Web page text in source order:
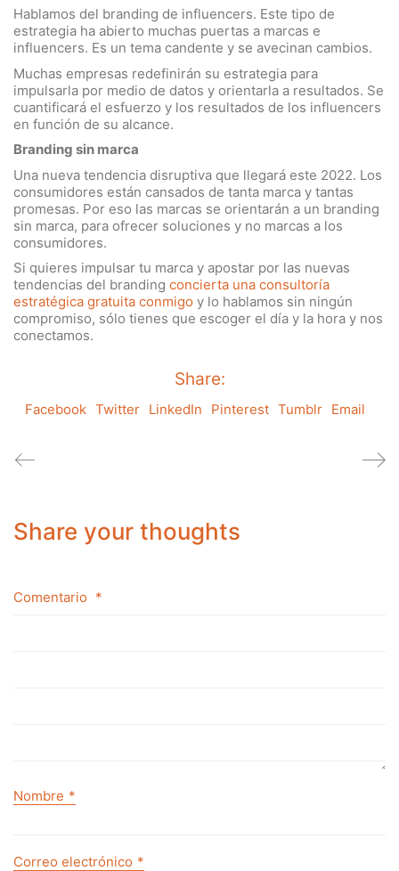
Hablamos del branding de influencers. Este tipo de
estrategia ha abierto muchas puertas a marcas e
influencers. Es un tema candente y se avecinan cambios.
Muchas empresas redefinirán su estrategia para
impulsarla por medio de datos y orientarla a resultados. Se
cuantificará el esfuerzo y los resultados de los influencers
en función de su alcance.
Branding sin marca
Una nueva tendencia disruptiva que llegará este 2022. Los
consumidores están cansados de tanta marca y tantas
promesas. Por eso las marcas se orientarán a un branding
sin marca, para ofrecer soluciones y no marcas a los
consumidores.
Si quieres impulsar tu marca y apostar por las nuevas
tendencias del branding concierta una consultoría
estratégica gratuita conmigo y lo hablamos sin ningún
compromiso, sólo tienes que escoger el día y la hora y nos
conectamos.
Share:
Facebook Twitter LinkedIn Pinterest Tumblr Email
Share your thoughts
Comentario *
Nombre *
Correo electrónico *